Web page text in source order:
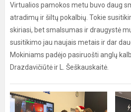
Virtualios pamokos metu buvo daug
atradimų ir šiltų pokalbių. Tokie
skiriasi, bet smalsumas ir draugystė
susitikimo jau naujais metais ir dar
Mokiniams padėjo pasiruošti anglų
Drazdavičiūtė ir L. Šeškauskaitė.